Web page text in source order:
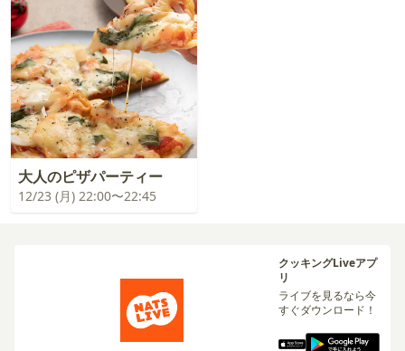
大人のピザパーティー
12/23 (月) 22:00〜22:45
クッキングLiveアプ
リ
ライブを見るなら今
すぐダウンロード！